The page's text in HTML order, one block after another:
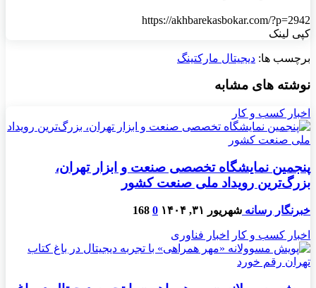
https://akhbarekasbokar.com/?p=2942
کپی لینک
برچسب ها: دیجیتال مارکتینگ
نوشته های مشابه
اخبار کسب و کار
پنجمین نمایشگاه تخصصی صنعت و ابزار تهران،
بزرگ‌ترین رویداد ملی صنعت کشور
خبرنگار رسانه شهریور ۳۱, ۱۴۰۴ 0
168
اخبار کسب و کار اخبار فناوری